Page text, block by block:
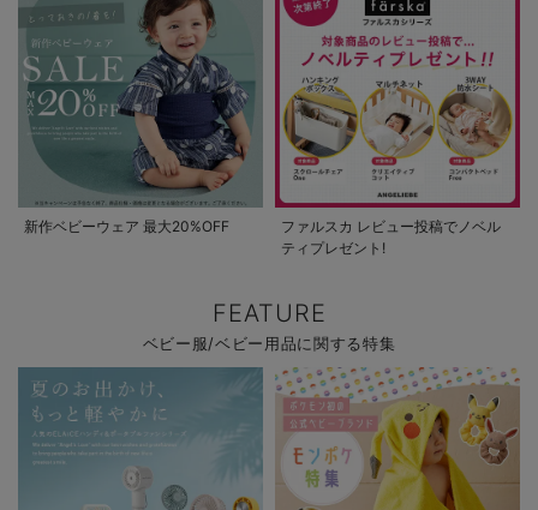
新作ベビーウェア 最大20%OFF
ファルスカ レビュー投稿でノベル
ティプレゼント!
FEATURE
ベビー服/ベビー用品に関する特集